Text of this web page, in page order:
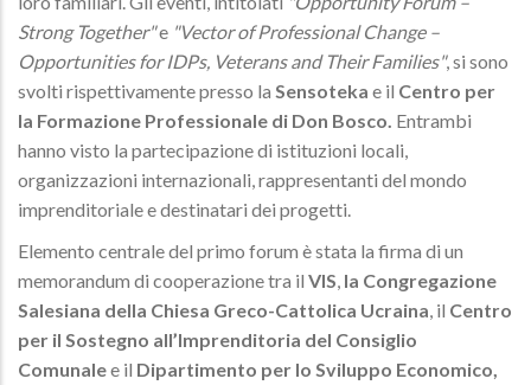
Strong Together"e "Vector of Professional Change –
Opportunities for IDPs, Veterans and Their Families", si sono
svolti rispettivamente presso la Sensoteka e il Centro per
la Formazione Professionale di Don Bosco. Entrambi
hanno visto la partecipazione di istituzioni locali,
organizzazioni internazionali, rappresentanti del mondo
imprenditoriale e destinatari dei progetti.
Elemento centrale del primo forum è stata la firma di un
memorandum di cooperazione tra il VIS la Congregazione
Salesiana della Chiesa Greco-Cattolica Ucraina , il Centro
per il Sostegno all’Imprenditoria del Consiglio
Comunalee il Dipartimento per lo Sviluppo Economico,